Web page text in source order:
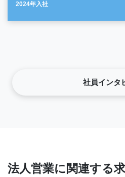
2024年入社
社員インタ
法人営業に関連する